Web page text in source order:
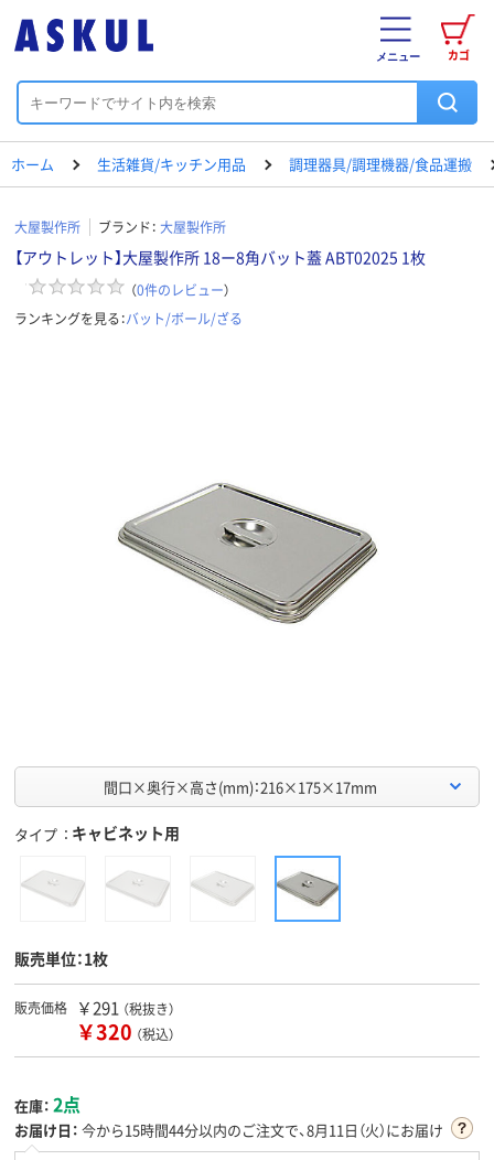
カゴ
メニュー
ホーム 生活雑貨/キッチン用品 調理器具/調理機器/食品運搬
大屋製作所 ブランド： 大屋製作所
【アウトレット】大屋製作所 18ー8角バット蓋 ABT02025 1枚
（0件のレビュー）
ランキングを見る：バット/ボール/ざる
間口×奥行×高さ(mm)：216×175×17mm
タイプ キャビネット用
販売単位：1枚
販売価格 ￥291 （税抜き）
￥320 （税込）
在庫： 2点
お届け日： 今から15時間44分以内のご注文で、8月11日（火）にお届け